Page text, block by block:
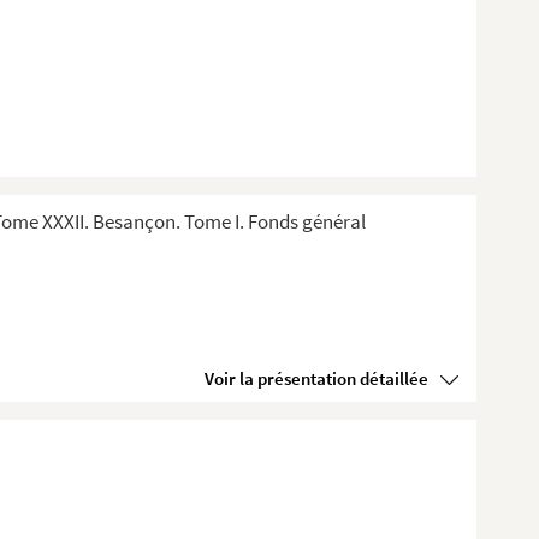
XXXII. Besançon. Tome I. Fonds général
Voir la présentation détaillée